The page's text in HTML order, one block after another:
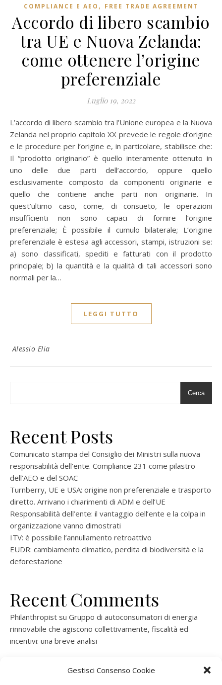
Gestisci Consenso Cookie
COMPLIANCE E AEO , FREE TRADE AGREEMENT
Accordo di libero scambio
tra UE e Nuova Zelanda:
come ottenere l’origine
preferenziale
Luglio 19, 2022
L’accordo di libero scambio tra l’Unione europea e la Nuova
Zelanda nel proprio capitolo XX prevede le regole d’origine
e le procedure per l’origine e, in particolare, stabilisce che:
Il “prodotto originario” è quello interamente ottenuto in
uno delle due parti dell’accordo, oppure quello
esclusivamente composto da componenti originarie e
quello che contiene anche parti non originarie. In
quest’ultimo caso, come, di consueto, le operazioni
insufficienti non sono capaci di fornire l’origine
preferenziale; È possibile il cumulo bilaterale; L’origine
preferenziale è estesa agli accessori, stampi, istruzioni se:
a) sono classificati, spediti e fatturati con il prodotto
principale; b) la quantità e la qualità di tali accessori sono
normali per la…
LEGGI TUTTO
Alessio Elia
Cerca
Recent Posts
Comunicato stampa del Consiglio dei Ministri sulla nuova
responsabilità dell’ente. Compliance 231 come pilastro
dell’AEO e del SOAC
Turnberry, UE e USA: origine non preferenziale e trasporto
diretto. Arrivano i chiarimenti di ADM e dell’UE
Responsabilità dell’ente: il vantaggio dell’ente e la colpa in
organizzazione vanno dimostrati
ITV: è possibile l’annullamento retroattivo
EUDR: cambiamento climatico, perdita di biodiversità e la
deforestazione
Recent Comments
Philanthropist su Gruppo di autoconsumatori di energia
rinnovabile che agiscono collettivamente, fiscalità ed
incentivi: una breve analisi
rinnovabile che agiscono collettivamente, fiscalità ed